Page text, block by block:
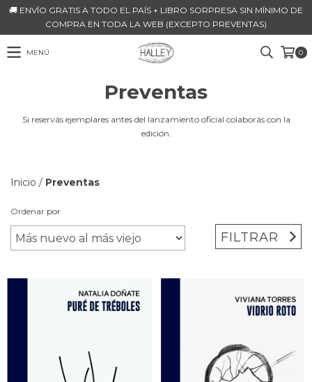
🚚 ENVÍO GRATIS A TODO EL PAÍS + LIBRO SORPRESA SIN MÍNIMO DE
COMPRA EN TODA LA WEB (EXCEPTO PREVENTAS)
MENÚ 0
Preventas
Si reservás ejemplares antes del lanzamiento oficial colaborás con la
edición.
Inicio / Preventas
Ordenar por
FILTRAR